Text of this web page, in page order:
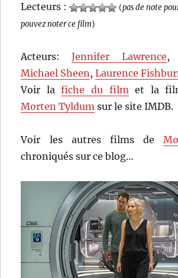
Lecteurs : (pas de note
pouvez noter ce film)
Acteurs:Jennifer Lawrence,
Michael Sheen,Laurence
Voir lafiche du filmet la
Morten Tyldum sur le site IMDB.
Voir les autres films de
chroniqués sur ce blog…